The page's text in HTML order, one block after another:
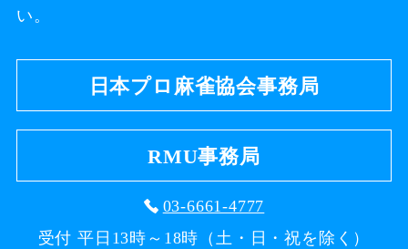
い。
日本プロ麻雀協会事務局
RMU事務局
03-6661-4777
受付 平日13時～18時（土・日・祝を除く）